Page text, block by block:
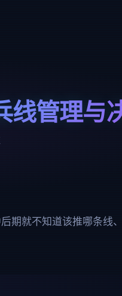
线管理与
期就不知道该推哪条线